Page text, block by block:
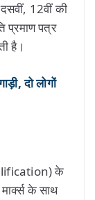
12वीं की
प्रमाण पत्र
है।
दो लोगों
के
के साथ